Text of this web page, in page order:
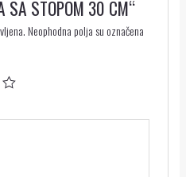
SA STOPOM 30 CM“
Neophodna polja su označena